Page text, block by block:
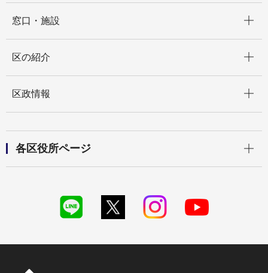
窓口・施設
区の紹介
区政情報
各区役所ページ